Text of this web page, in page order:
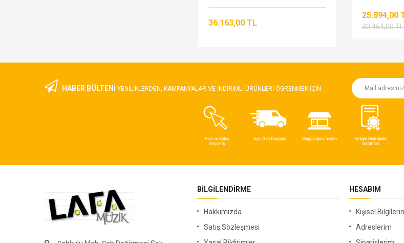
36.163,00 TL
25.894,00
30.464,00 TL
HABER BÜLTENİ YENILIKLERDEN, KAMPANYALAR VE INDIRIMLI ÜRÜNLERI ÖGRENMEK IÇIN.
BILGILENDIRME
Hakkımızda
Satış Sözleşmesi
HESABIM
Kişisel
Adreslerim